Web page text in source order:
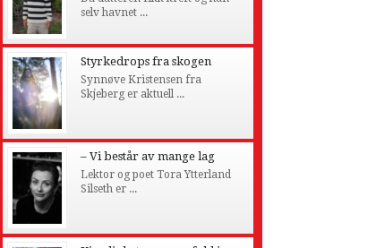
selv havnet ...
Styrkedrops fra skogen
Synnøve Kristensen fra
Skjeberg er aktuell ...
– Vi består av mange lag
Lektor og poet Tora Ytterland
Silseth er ...